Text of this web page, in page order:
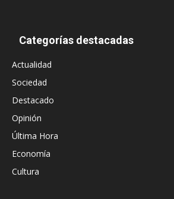
Categorías destacadas
Actualidad
Sociedad
Destacado
Opinión
Última Hora
Economía
Cultura